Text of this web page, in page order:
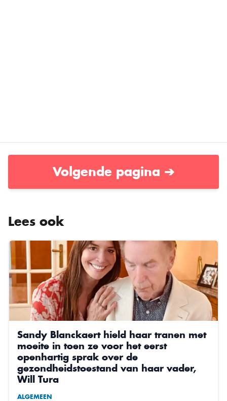
Volgende pagina ➔
Lees ook
Sandy Blanckaert hield haar tranen met
moeite in toen ze voor het eerst
openhartig sprak over de
gezondheidstoestand van haar vader,
Will Tura
ALGEMEEN